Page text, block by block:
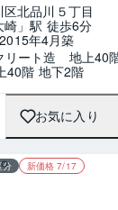
北品川５丁目
崎」駅 徒歩6分
2015年4月築
リート造　地上40
40階 地下2階
お気に入り
1 / 0
分 新価格 7/17